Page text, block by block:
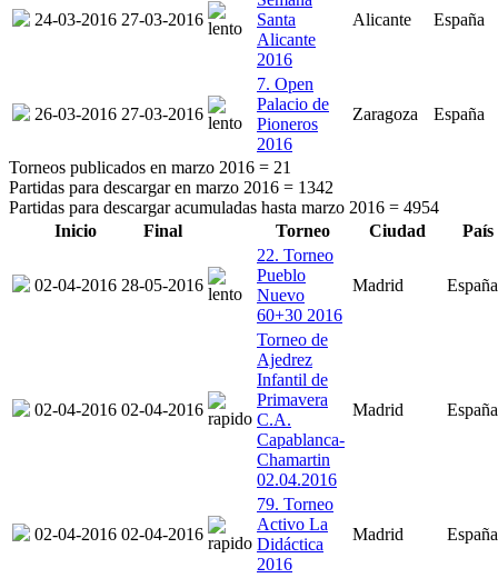
24-03-2016 27-03-2016
Santa
Alicante
2016
Alicante España
26-03-2016 27-03-2016
7. Open
Palacio de
Pioneros
2016
Zaragoza España
Torneos publicados en marzo 2016 = 21
Partidas para descargar en marzo 2016 = 1342
Partidas para descargar acumuladas hasta marzo 2016 = 4954
Inicio
Final Torneo Ciudad País
02-04-2016 28-05-2016
22. Torneo
Pueblo
Nuevo
60+30 2016
Madrid España
02-04-2016 02-04-2016
Torneo de
Ajedrez
Infantil de
Primavera
C.A.
Capablanca-
Chamartin
02.04.2016
Madrid España
02-04-2016 02-04-2016
79. Torneo
Activo La
Didáctica
2016
Madrid España